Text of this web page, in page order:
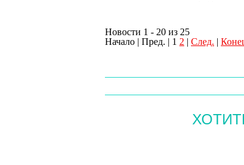
Новости 1 - 20 из 25
Начало | Пред. | 1 2 | След. |